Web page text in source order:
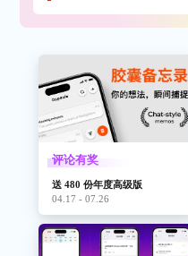
评论有奖
送 480 份年度高级版
04.17 - 07.26